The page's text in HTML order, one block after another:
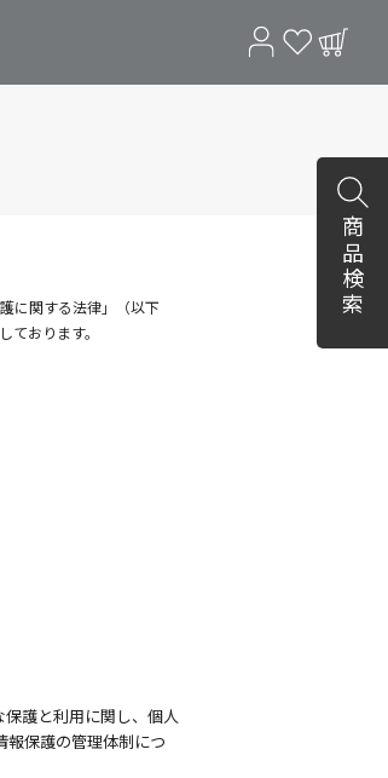
護に関する法律」（以下
おります。
護と利用に関し、個人
報保護の管理体制につ
商品検索